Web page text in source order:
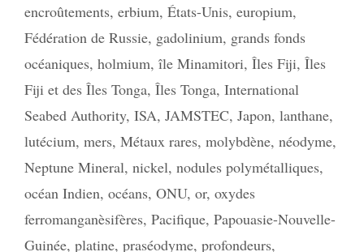
encroûtements, erbium, États-Unis, europium,
Fédération de Russie, gadolinium, grands fonds
océaniques, holmium, île Minamitori, Îles Fiji, Îles
Fiji et des Îles Tonga, Îles Tonga, International
Seabed Authority, ISA, JAMSTEC, Japon, lanthane,
lutécium, mers, Métaux rares, molybdène, néodyme,
Neptune Mineral, nickel, nodules polymétalliques,
océan Indien, océans, ONU, or, oxydes
ferromanganèsifères, Pacifique, Papouasie-Nouvelle-
Guinée, platine, praséodyme, profondeurs,